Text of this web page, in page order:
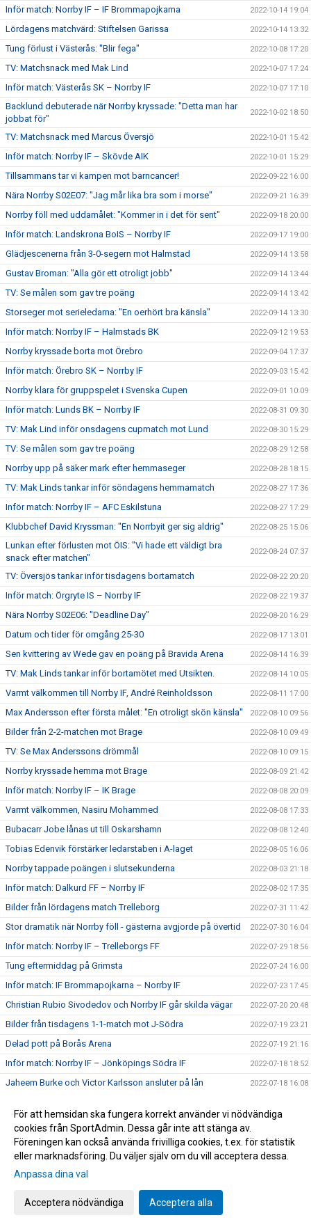
Inför match: Norrby IF – IF Brommapojkarna 2022-10-14 19:04
Lördagens matchvärd: Stiftelsen Garissa 2022-10-14 13:32
Tung förlust i Västerås: "Blir fega" 2022-10-08 17:20
TV: Matchsnack med Mak Lind 2022-10-07 17:24
Inför match: Västerås SK – Norrby IF 2022-10-07 17:10
Backlund debuterade när Norrby kryssade: "Detta man har
jobbat för"
2022-10-02 18:50
TV: Matchsnack med Marcus Översjö 2022-10-01 15:42
Inför match: Norrby IF – Skövde AIK 2022-10-01 15:29
Tillsammans tar vi kampen mot barncancer! 2022-09-22 16:00
Nära Norrby S02E07: "Jag mår lika bra som i morse" 2022-09-21 16:39
Norrby föll med uddamålet: "Kommer in i det för sent" 2022-09-18 20:00
Inför match: Landskrona BoIS – Norrby IF 2022-09-17 19:00
Glädjescenerna från 3-0-segern mot Halmstad 2022-09-14 13:58
Gustav Broman: "Alla gör ett otroligt jobb" 2022-09-14 13:44
TV: Se målen som gav tre poäng 2022-09-14 13:42
Storseger mot serieledarna: "En oerhört bra känsla" 2022-09-14 13:30
Inför match: Norrby IF – Halmstads BK 2022-09-12 19:53
Norrby kryssade borta mot Örebro 2022-09-04 17:37
Inför match: Örebro SK – Norrby IF 2022-09-03 15:42
Norrby klara för gruppspelet i Svenska Cupen 2022-09-01 10:09
Inför match: Lunds BK – Norrby IF 2022-08-31 09:30
TV: Mak Lind inför onsdagens cupmatch mot Lund 2022-08-30 15:29
TV: Se målen som gav tre poäng 2022-08-29 12:58
Norrby upp på säker mark efter hemmaseger 2022-08-28 18:15
TV: Mak Linds tankar inför söndagens hemmamatch 2022-08-27 17:36
Inför match: Norrby IF – AFC Eskilstuna 2022-08-27 17:29
Klubbchef David Kryssman: "En Norrbyit ger sig aldrig" 2022-08-25 15:06
Lunkan efter förlusten mot ÖIS: "Vi hade ett väldigt bra
snack efter matchen"
2022-08-24 07:37
TV: Översjös tankar inför tisdagens bortamatch 2022-08-22 20:20
Inför match: Örgryte IS – Norrby IF 2022-08-22 19:37
Nära Norrby S02E06: "Deadline Day" 2022-08-20 16:29
Datum och tider för omgång 25-30 2022-08-17 13:01
Sen kvittering av Wede gav en poäng på Bravida Arena 2022-08-14 16:39
TV: Mak Linds tankar inför bortamötet med Utsikten. 2022-08-14 10:05
Varmt välkommen till Norrby IF, André Reinholdsson 2022-08-11 17:00
Max Andersson efter första målet: "En otroligt skön känsla" 2022-08-10 09:56
Bilder från 2-2-matchen mot Brage 2022-08-10 09:49
TV: Se Max Anderssons drömmål 2022-08-10 09:15
Norrby kryssade hemma mot Brage 2022-08-09 21:42
Inför match: Norrby IF – IK Brage 2022-08-08 20:09
Varmt välkommen, Nasiru Mohammed 2022-08-08 17:33
Bubacarr Jobe lånas ut till Oskarshamn 2022-08-08 12:40
Tobias Edenvik förstärker ledarstaben i A-laget 2022-08-05 16:06
Norrby tappade poängen i slutsekunderna 2022-08-03 21:18
Inför match: Dalkurd FF – Norrby IF 2022-08-02 17:35
Bilder från lördagens match Trelleborg 2022-07-31 11:42
Stor dramatik när Norrby föll - gästerna avgjorde på övertid 2022-07-30 16:04
Inför match: Norrby IF – Trelleborgs FF 2022-07-29 18:56
Tung eftermiddag på Grimsta 2022-07-24 16:00
Inför match: IF Brommapojkarna – Norrby IF 2022-07-23 17:45
Christian Rubio Sivodedov och Norrby IF går skilda vägar 2022-07-20 20:48
Bilder från tisdagens 1-1-match mot J-Södra 2022-07-19 23:21
Delad pott på Borås Arena 2022-07-19 21:16
Inför match: Norrby IF – Jönköpings Södra IF 2022-07-18 18:52
Jaheem Burke och Victor Karlsson ansluter på lån 2022-07-18 16:08
Bilder från lördagens segermatch 2022-07-10 18:51
Ny hemmaseger - Anton Wede målskytt igen 2022-07-09 22:30
Inför match: Norrby IF – Västerås SK 2022-07-09 07:40
Stolpe ut i Skåne - Norrby utan poäng trots massiv press på
Inför match: Trelleborgs FF – Norrby IF
För att hemsidan ska fungera korrekt använder vi nödvändiga
cookies från SportAdmin. Dessa går inte att stänga av.
Föreningen kan också använda frivilliga cookies, t.ex. för statistik
eller marknadsföring. Du väljer själv om du vill acceptera dessa.
Anpassa dina val
Acceptera nödvändiga Acceptera alla